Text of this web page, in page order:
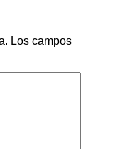
Los campos